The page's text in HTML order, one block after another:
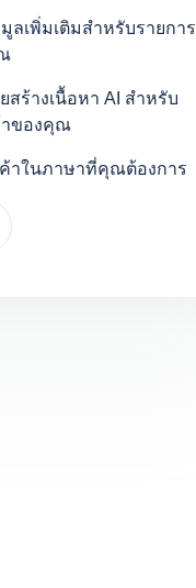
ลเพิ่มเติมสำหรับรายการ
สร้างเนื้อหา AI สำหรับ
าของคุณ
าในภาษาที่คุณต้องการ